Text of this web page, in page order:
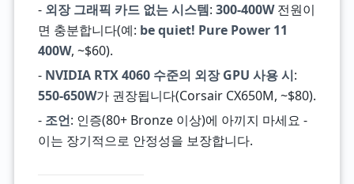
- 외장 그래픽 카드 없는 시스템: 300-400W전원이
면 충분합니다(예: be quiet! Pure Power 11
400W, ~$60).
- NVIDIA RTX 4060 수준의 외장 GPU 사용 시:
550-650W가 권장됩니다(Corsair CX650M, ~$80).
- 조언: 인증(80+ Bronze 이상)에 아끼지 마세요 -
이는 장기적으로 안정성을 보장합니다.